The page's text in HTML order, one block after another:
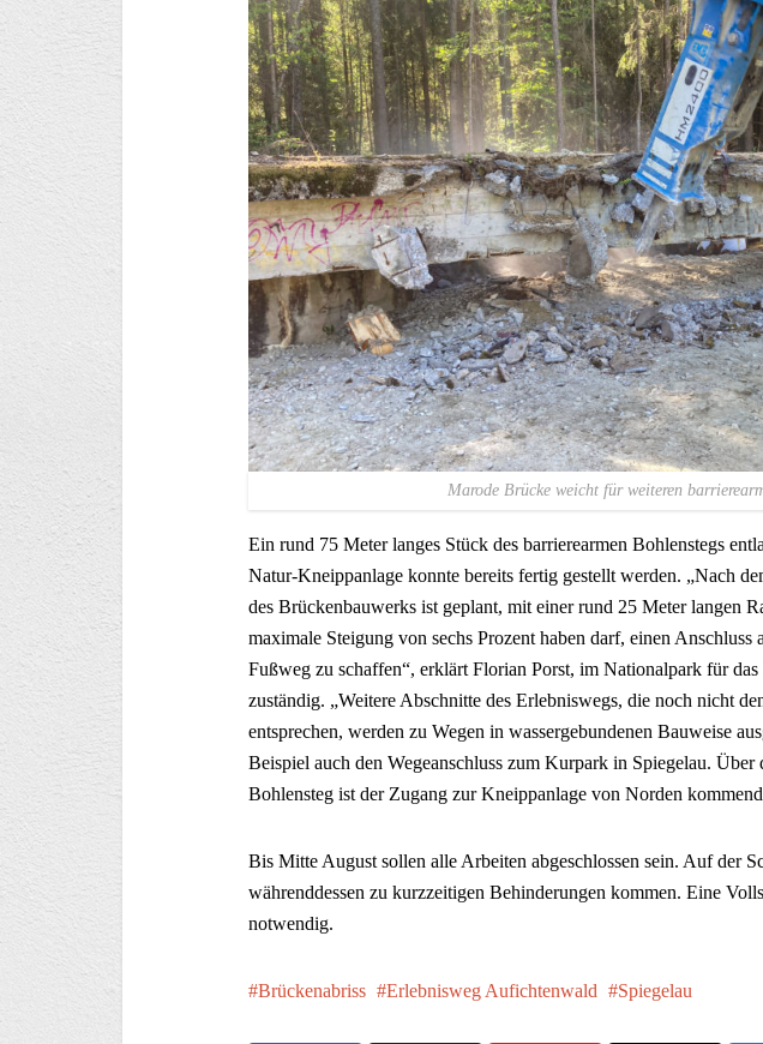
Marode Brücke weicht für weiteren
Ein rund 75 Meter langes Stück des barrierearmen Bohlenstegs
Natur-Kneippanlage konnte bereits fertig gestellt werden. „Nach
des Brückenbauwerks ist geplant, mit einer rund 25 Meter langen
maximale Steigung von sechs Prozent haben darf, einen Anschluss
Fußweg zu schaffen“, erklärt Florian Porst, im Nationalpark für das
zuständig. „Weitere Abschnitte des Erlebniswegs, die noch nicht
entsprechen, werden zu Wegen in wassergebundenen Bauweise
Beispiel auch den Wegeanschluss zum Kurpark in Spiegelau. Über
Bohlensteg ist der Zugang zur Kneippanlage von Norden
Bis Mitte August sollen alle Arbeiten abgeschlossen sein. Auf der
währenddessen zu kurzzeitigen Behinderungen kommen. Eine
notwendig.
Brückenabriss Erlebnisweg Aufichtenwald Spiegelau